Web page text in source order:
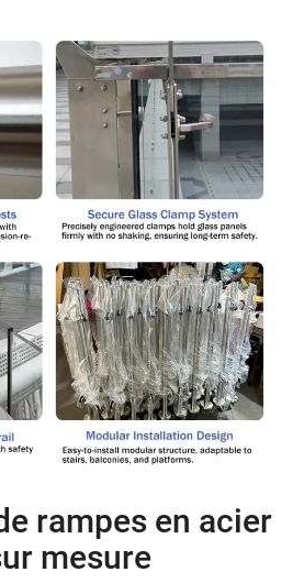
rampes en acier
mesure